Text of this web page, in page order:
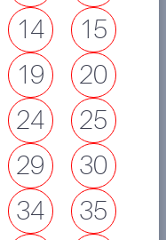
14
15
19
20
24
25
29
30
34
35